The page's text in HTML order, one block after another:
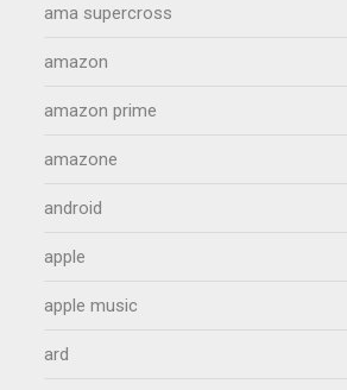
ama supercross
amazon
amazon prime
amazone
android
apple
apple music
ard